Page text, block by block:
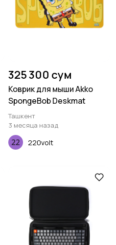
325 300 сум
Коврик для мыши Akko
SpongeBob Deskmat
Ташкент
3 месяца назад
220volt